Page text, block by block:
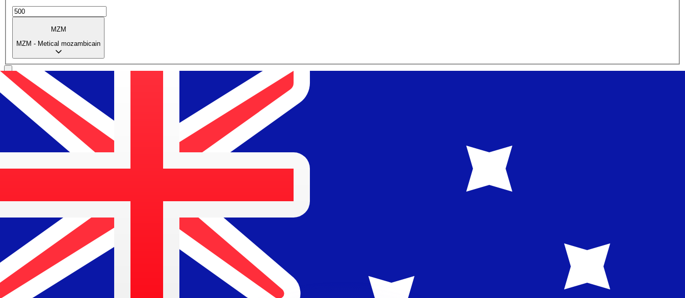
MZM
MZM - Metical mozambicain
Vers
Vers
$
Dollar australien
1.00MZM= 0,000022 AUD
Parlez avec un expert en devises dès aujourd'hui.
Nous pouvons battre les taux des concurrents.
Planifier un appel
Nous utilisons le taux moyen du marché pour notre convertisseur. Ceci est fourni à titre informatif uniquement. Vous ne recevrez pas ce taux lors de l'envoi d'argent.
Connectez-vous pour voir les taux d'envoi
Saviez-vous que vous pouvez envoyer de l'argent à l'étranger avec Xe ?